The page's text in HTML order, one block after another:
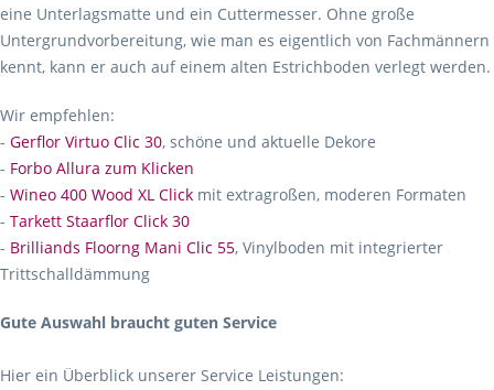
eine Unterlagsmatte und ein Cuttermesser. Ohne große
Untergrundvorbereitung, wie man es eigentlich von Fachmännern
kennt, kann er auch auf einem alten Estrichboden verlegt werden.
Wir empfehlen:
- Gerflor Virtuo Clic 30, schöne und aktuelle Dekore
- Forbo Allura zum Klicken
- Wineo 400 Wood XL Click mit extragroßen, moderen Formaten
- Tarkett Staarflor Click 30
- Brilliands Floorng Mani Clic 55, Vinylboden mit integrierter
Trittschalldämmung
Gute Auswahl braucht guten Service
Hier ein Überblick unserer Service Leistungen: